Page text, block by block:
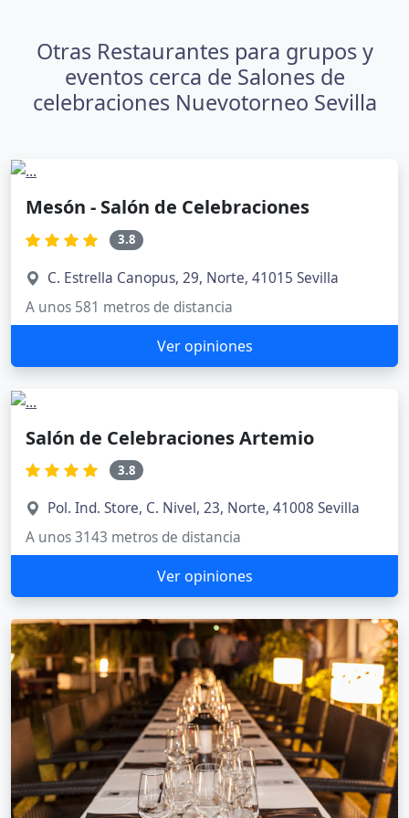
Otras Restaurantes para grupos y
eventos cerca de Salones de
celebraciones Nuevotorneo Sevilla
Mesón - Salón de Celebraciones
3.8
C. Estrella Canopus, 29, Norte, 41015 Sevilla
A unos 581 metros de distancia
Ver opiniones
Salón de Celebraciones Artemio
3.8
Pol. Ind. Store, C. Nivel, 23, Norte, 41008 Sevilla
A unos 3143 metros de distancia
Ver opiniones